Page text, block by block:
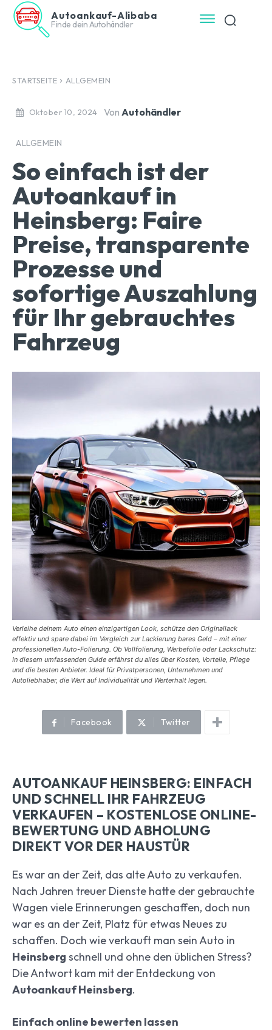
Autoankauf-Alibaba
Finde dein Autohändler
STARTSEITE ALLGEMEIN
Oktober 10, 2024 Von Autohändler
ALLGEMEIN
So einfach ist der
Autoankauf in
Heinsberg: Faire
Preise, transparente
Prozesse und
sofortige Auszahlung
für Ihr gebrauchtes
Fahrzeug
Verleihe deinem Auto einen einzigartigen Look, schütze den Originallack
effektiv und spare dabei im Vergleich zur Lackierung bares Geld – mit einer
professionellen Auto-Folierung. Ob Vollfolierung, Werbefolie oder Lackschutz:
In diesem umfassenden Guide erfährst du alles über Kosten, Vorteile, Pflege
und die besten Anbieter. Ideal für Privatpersonen, Unternehmen und
Autoliebhaber, die Wert auf Individualität und Werterhalt legen.
Facebook Twitter
AUTOANKAUF HEINSBERG: EINFACH
UND SCHNELL IHR FAHRZEUG
VERKAUFEN – KOSTENLOSE ONLINE-
BEWERTUNG UND ABHOLUNG
DIREKT VOR DER HAUSTÜR
Es war an der Zeit, das alte Auto zu verkaufen.
Nach Jahren treuer Dienste hatte der gebrauchte
Wagen viele Erinnerungen geschaffen, doch nun
war es an der Zeit, Platz für etwas Neues zu
schaffen. Doch wie verkauft man sein Auto in
Heinsberg schnell und ohne den üblichen Stress?
Die Antwort kam mit der Entdeckung von
Autoankauf Heinsberg.
Einfach online bewerten lassen